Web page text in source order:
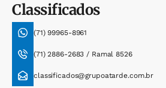
Classificados
(71) 99965-8961
(71) 2886-2683 / Ramal 8526
classificados@grupoatarde.com.br